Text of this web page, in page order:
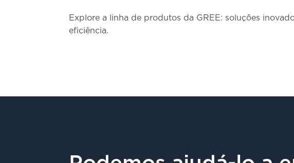
Explore a linha de produtos da GREE: soluções
eficiência.